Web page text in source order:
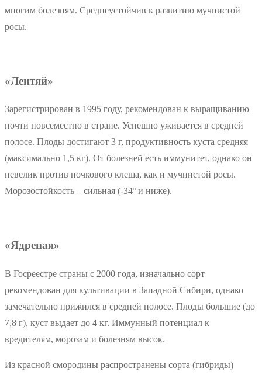
многим болезням. Среднеустойчив к развитию мучнистой
росы.
«Лентяй»
Зарегистрирован в 1995 году, рекомендован к выращиванию
почти повсеместно в стране. Успешно уживается в средней
полосе. Плоды достигают 3 г, продуктивность куста средняя
(максимально 1,5 кг). От болезней есть иммунитет, однако он
невелик против почкового клеща, как и мучнистой росы.
Морозостойкость – сильная (-34º и ниже).
«Ядреная»
В Госреестре страны с 2000 года, изначально сорт
рекомендован для культивации в Западной Сибири, однако
замечательно прижился в средней полосе. Плоды большие (до
7,8 г), куст выдает до 4 кг. Иммунный потенциал к
вредителям, морозам и болезням высок.
Из красной смородины распространены сорта (гибриды)